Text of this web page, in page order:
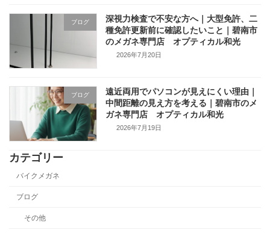
ブログ
深視力検査で不安な方へ｜大型免許、二
種免許更新前に確認したいこと｜碧南市
のメガネ専門店 オプティカル和光
2026年7月20日
ブログ
遠近両用でパソコンが見えにくい理由｜
中間距離の見え方を考える｜碧南市のメ
ガネ専門店 オプティカル和光
2026年7月19日
カテゴリー
バイクメガネ
ブログ
その他